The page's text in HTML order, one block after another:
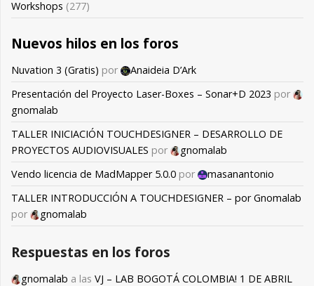
Workshops (277)
Nuevos hilos en los foros
Nuvation 3 (Gratis) por
Anaideia D’Ark
Presentación del Proyecto Laser-Boxes – Sonar+D 2023 por
gnomalab
TALLER INICIACIÓN TOUCHDESIGNER – DESARROLLO DE
PROYECTOS AUDIOVISUALES por
gnomalab
Vendo licencia de MadMapper 5.0.0 por
masanantonio
TALLER INTRODUCCIÓN A TOUCHDESIGNER – por Gnomalab
por
gnomalab
Respuestas en los foros
gnomalab a las VJ – LAB BOGOTÁ COLOMBIA! 1 DE ABRIL